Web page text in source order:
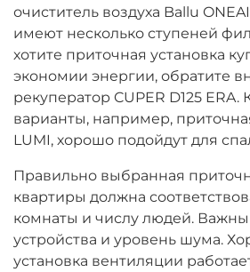
очиститель воздуха Ballu
имеют несколько ступеней
хотите приточная установка
экономии энергии, обратите
рекуператор CUPER D125
варианты, например,
LUMI, хорошо подойдут для
Правильно выбранная
квартиры должна
комнаты и числу людей.
устройства и уровень шума.
установка вентиляции